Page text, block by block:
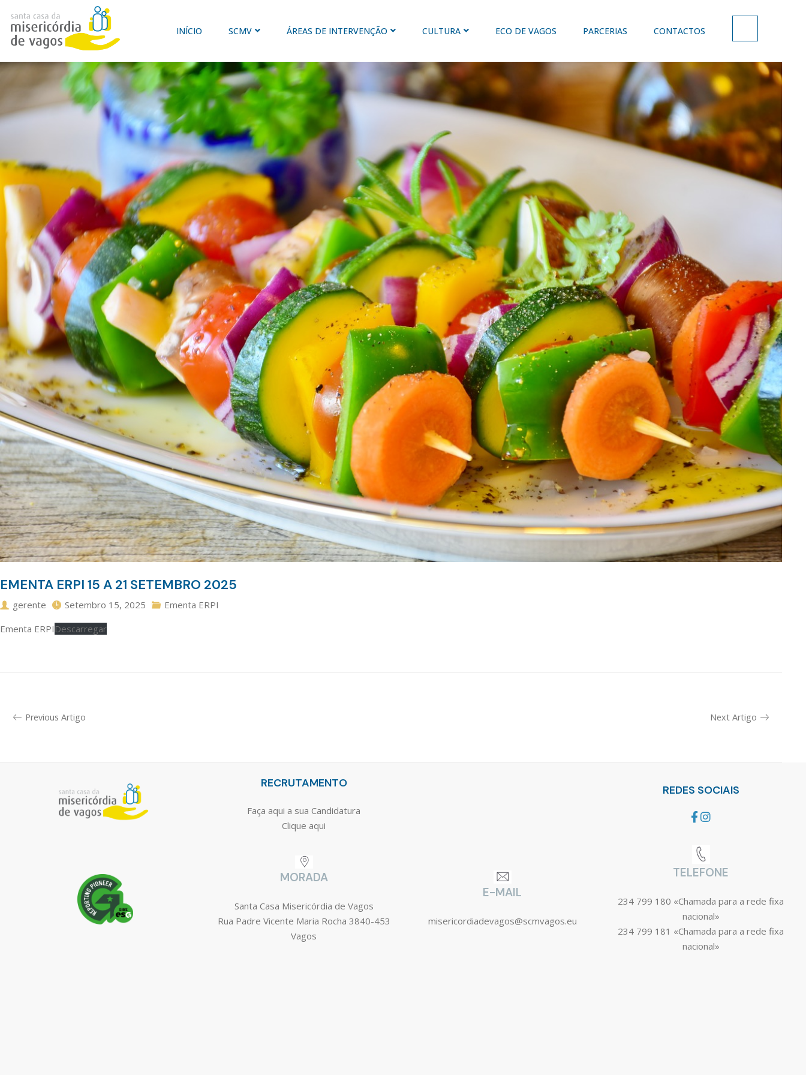
INÍCIO SCMV ÁREAS DE INTERVENÇÃO CULTURA ECO DE VAGOS PARCERIAS CONTACTOS
EMENTA ERPI 15 A 21 SETEMBRO 2025
gerente Setembro 15, 2025
Ementa ERPI
Ementa ERPI Descarregar
Previous Artigo Next Artigo
RECRUTAMENTO
Faça aqui a sua Candidatura
Clique aqui
REDES SOCIAIS
MORADA
Santa Casa Misericórdia de Vagos
Rua Padre Vicente Maria Rocha 3840-453
Vagos
E-MAIL
misericordiadevagos@scmvagos.eu
TELEFONE
234 799 180 «Chamada para a rede fixa
nacional»
234 799 181 «Chamada para a rede fixa
nacional»